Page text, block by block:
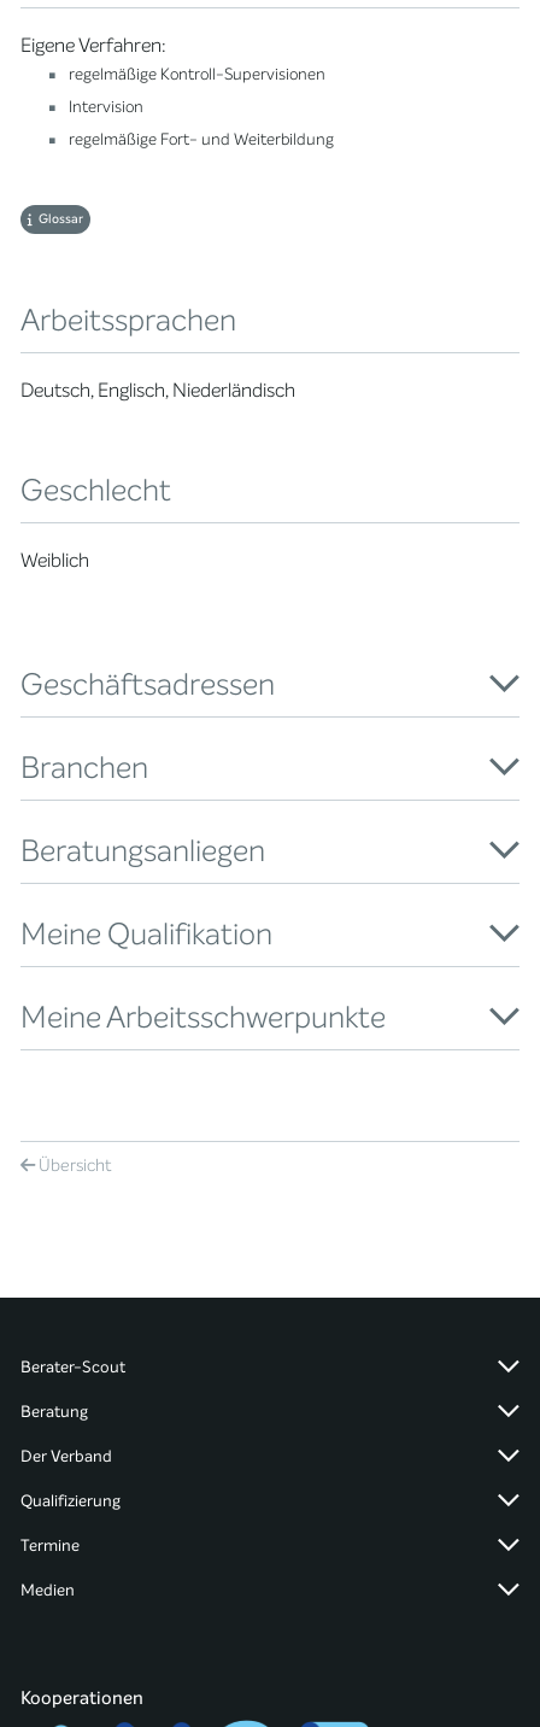
Eigene Verfahren:
regelmäßige Kontroll-Supervisionen
Intervision
regelmäßige Fort- und Weiterbildung
Glossar
Arbeitssprachen
Deutsch, Englisch, Niederländisch
Geschlecht
Weiblich
Geschäftsadressen
Branchen
Beratungsanliegen
Meine Qualifikation
Meine Arbeitsschwerpunkte
Übersicht
Berater-Scout
Beratung
Der Verband
Qualifizierung
Termine
Medien
Kooperationen